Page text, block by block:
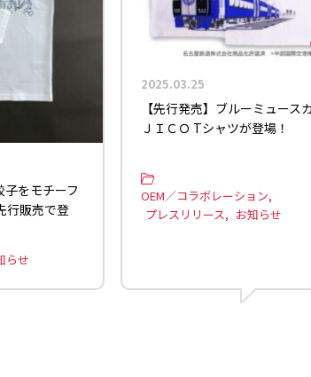
子をモチーフ
行販売で登
らせ
2025.03.25
【先行発売】ブルーミュー
ＪＩＣＯ Tシャツが登場！
OEM／コラボレーション
プレスリリース
お知らせ